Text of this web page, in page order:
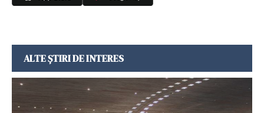
ALTE ȘTIRI DE INTERES